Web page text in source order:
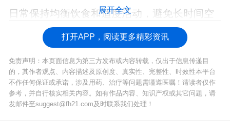
日常保持均衡饮食和适度活动，避免长时间空
腹或过度进补，定期完成产前检查即可。
展开全文
打开APP，阅读更多精彩资讯
免责声明：本页面信息为第三方发布或内容转载，仅出于信息传递目
的，其作者观点、内容描述及原创度、真实性、完整性、时效性本平台
不作任何保证或承诺，涉及用药、治疗等问题需谨遵医嘱！请读者仅作
参考，并自行核实相关内容。如有作品内容、知识产权或其它问题，请
发邮件至suggest@fh21.com及时联系我们处理！